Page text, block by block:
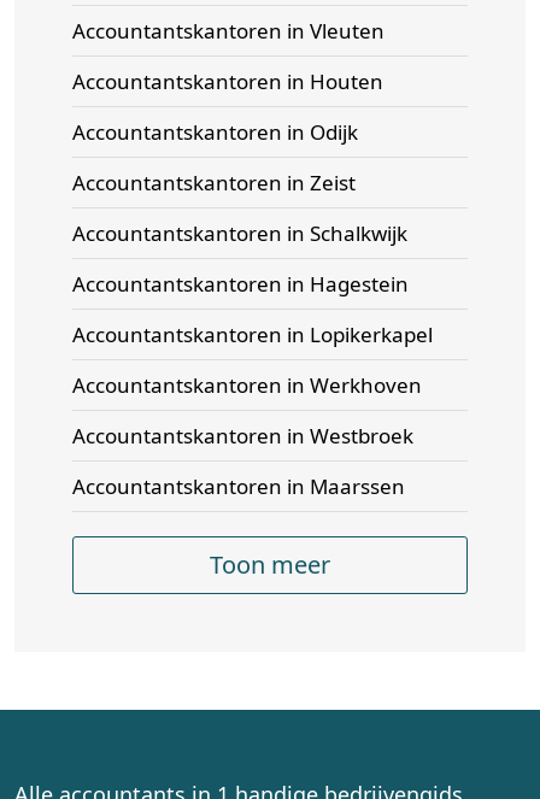
Accountantskantoren in Vleuten
Accountantskantoren in Houten
Accountantskantoren in Odijk
Accountantskantoren in Zeist
Accountantskantoren in Schalkwijk
Accountantskantoren in Hagestein
Accountantskantoren in Lopikerkapel
Accountantskantoren in Werkhoven
Accountantskantoren in Westbroek
Accountantskantoren in Maarssen
Toon meer